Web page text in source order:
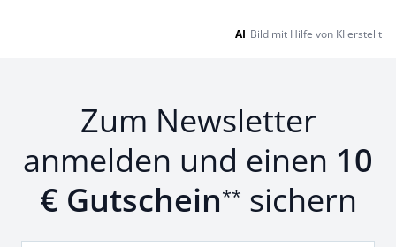
AI Bild mit Hilfe von KI erstellt
Zum Newsletter
anmelden und einen 10
€ Gutschein** sichern